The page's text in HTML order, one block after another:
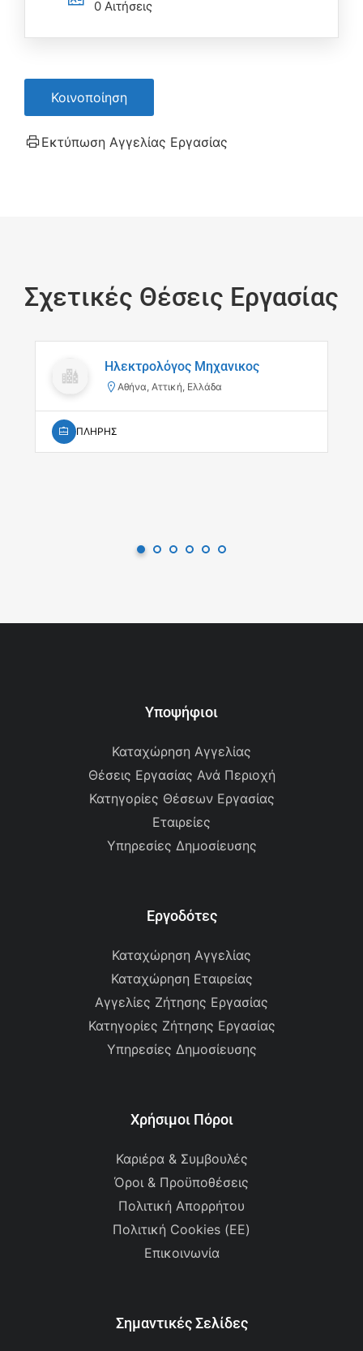
0 Αιτήσεις
Κοινοποίηση
Εκτύπωση Αγγελίας Εργασίας
Σχετικές Θέσεις Εργασίας
Ηλεκτρολόγος Μηχανικος
Αθήνα, Αττική, Ελλάδα
ΠΛΗΡΗΣ
Υποψήφιοι
Καταχώρηση Αγγελίας
Θέσεις Εργασίας Ανά Περιοχή
Κατηγορίες Θέσεων Εργασίας
Εταιρείες
Υπηρεσίες Δημοσίευσης
Εργοδότες
Καταχώρηση Αγγελίας
Καταχώρηση Εταιρείας
Αγγελίες Ζήτησης Εργασίας
Κατηγορίες Ζήτησης Εργασίας
Υπηρεσίες Δημοσίευσης
Χρήσιμοι Πόροι
Καριέρα & Συμβουλές
Όροι & Προϋποθέσεις
Πολιτική Απορρήτου
Πολιτική Cookies (ΕΕ)
Επικοινωνία
Σημαντικές Σελίδες